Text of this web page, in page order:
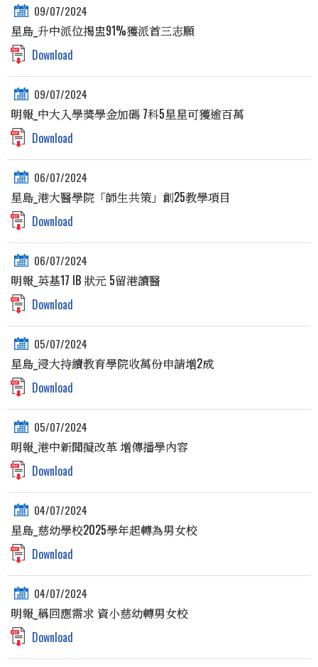
09/07/2024
星島_升中派位揭盅91%獲派首三志願
Download
09/07/2024
明報_中大入學獎學金加碼 7科5星星可獲逾百萬
Download
06/07/2024
星島_港大醫學院「師生共策」創25教學項目
Download
06/07/2024
明報_英基17 IB 狀元 5留港讀醫
Download
05/07/2024
星島_浸大持續教育學院收萬份申請增2成
Download
05/07/2024
明報_港中新聞擬改革 增傳播學內容
Download
04/07/2024
星島_慈幼學校2025學年起轉為男女校
Download
04/07/2024
明報_稱回應需求 資小慈幼轉男女校
Download